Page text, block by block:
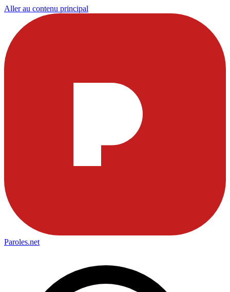
Aller au contenu principal
Paroles.net